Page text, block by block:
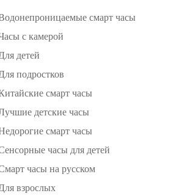
смарт часы
с камерой
Для детей
Для подростков
смарт часы
детские часы
смарт часы
часы для детей
часы на русском
Для взрослых